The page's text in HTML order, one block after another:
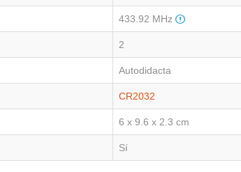
433.92 MHz
2
Autodidacta
CR2032
6 x 9.6 x 2.3 cm
Sí